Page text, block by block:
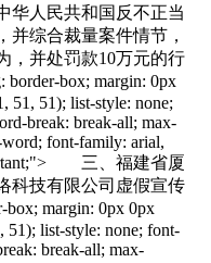
华人民共和国反不正当
并综合裁量案件情节，
，并处罚款10万元的行
box; margin: 0px
51, 51); list-style: none;
break: break-all; max-
font-family: arial,
三、福建省厦
科技有限公司虚假宣传
box; margin: 0px 0px
51); list-style: none; font-
break-all; max-